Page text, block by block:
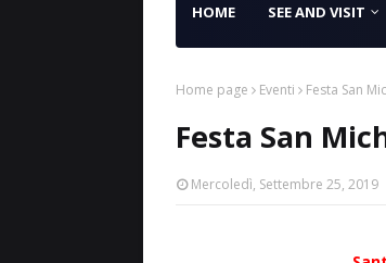
HOME SEE AND VISIT
Home page Eventi Festa San
Festa San
Mercoledì, Settembre 25, 2019